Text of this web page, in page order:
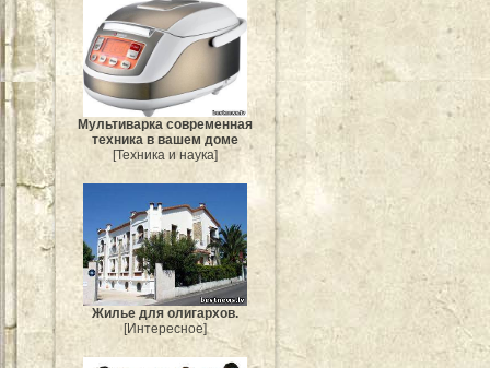
Мультиварка современная
техника в вашем доме
[Техника и наука]
Жилье для олигархов.
[Интересное]